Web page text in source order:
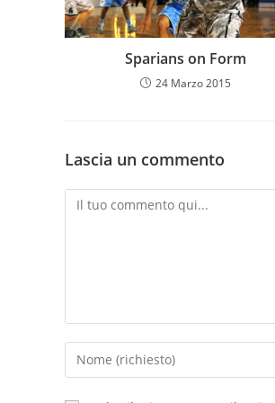
Sparians on Form
24 Marzo 2015
Lascia un commento
Comment
Inserisci
il
tuo